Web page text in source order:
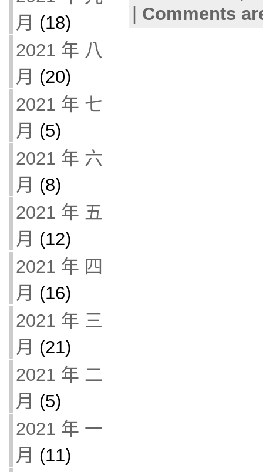
月 (18)
2021 年 八
月 (20)
2021 年 七
月 (5)
2021 年 六
月 (8)
2021 年 五
月 (12)
2021 年 四
月 (16)
2021 年 三
月 (21)
2021 年 二
月 (5)
2021 年 一
月 (11)
| Comments